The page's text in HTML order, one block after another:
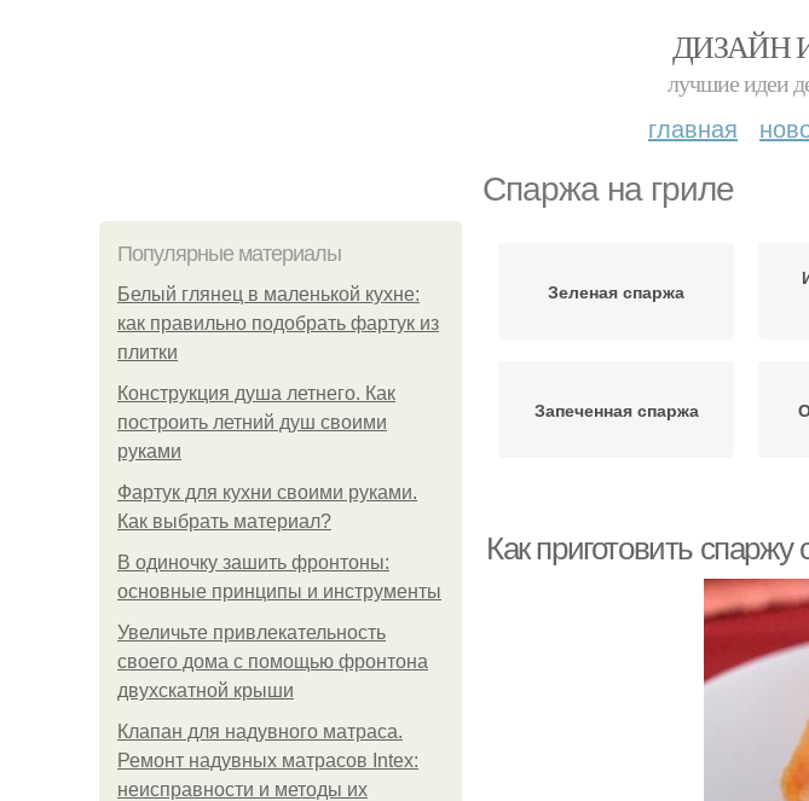
ДИЗАЙН
лучшие идеи
главная
Спаржа на гриле
Популярные материалы
Белый глянец в маленькой кухне:
как правильно подобрать фартук из
плитки
Конструкция душа летнего. Как
построить летний душ своими
руками
Фартук для кухни своими руками.
Как выбрать материал?
В одиночку зашить фронтоны:
основные принципы и инструменты
Увеличьте привлекательность
своего дома с помощью фронтона
двухскатной крыши
Клапан для надувного матраса.
Ремонт надувных матрасов Intex:
неисправности и методы их
Зеленая спаржа
Запеченная спаржа
Как приготовить